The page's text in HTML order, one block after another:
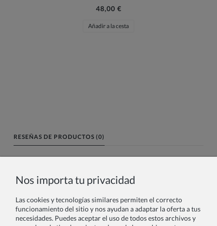
48,00 €
Añadir a la cesta
RESEÑAS DE PRODUCTOS (0)
Tu reseña:
Nos importa tu privacidad
Las cookies y tecnologías similares permiten el correcto
funcionamiento del sitio y nos ayudan a adaptar la oferta a tus
necesidades. Puedes aceptar el uso de todos estos archivos y